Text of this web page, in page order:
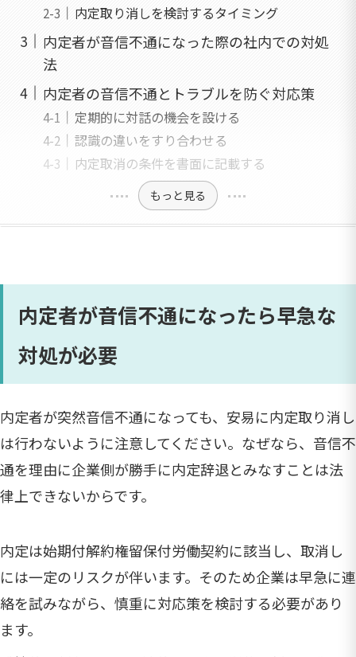
内定取り消しを検討するタイミング
内定者が音信不通になった際の社内での対処
法
内定者の音信不通とトラブルを防ぐ対応策
定期的に対話の機会を設ける
認識の違いをすり合わせる
内定取消の条件を書面に記載する
もっと見る
内定者が音信不通になったら早急な
対処が必要
内定者が突然音信不通になっても、安易に内定取り消し
は行わないように注意してください。なぜなら、音信不
通を理由に企業側が勝手に内定辞退とみなすことは法
律上できないからです。
内定は始期付解約権留保付労働契約に該当し、取消し
には一定のリスクが伴います。そのため企業は早急に連
絡を試みながら、慎重に対応策を検討する必要があり
ます。